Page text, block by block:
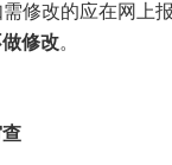
修改的应在网上
修改。
查